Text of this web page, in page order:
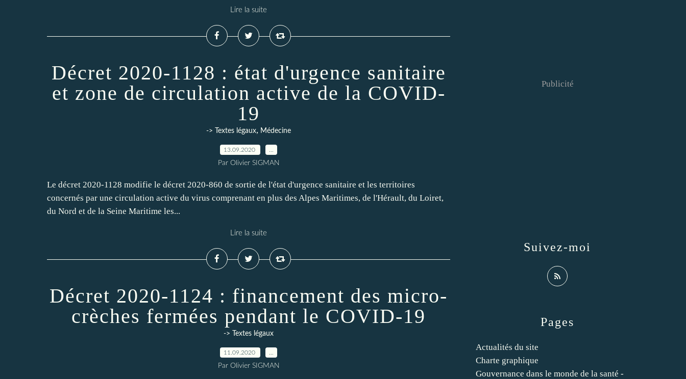
Lire la suite
Décret 2020-1128 : état d'urgence sanitaire
et zone de circulation active de la COVID-
19
-> Textes légaux, Médecine
13.09.2020
Par Olivier SIGMAN
Le décret 2020-1128 modifie le décret 2020-860 de sortie de l'état d'urgence sanitaire et les territoires
concernés par une circulation active du virus comprenant en plus des Alpes Maritimes, de l'Hérault, du Loiret,
du Nord et de la Seine Maritime les...
Lire la suite
Décret 2020-1124 : financement des micro-
crèches fermées pendant le COVID-19
-> Textes légaux
11.09.2020
Par Olivier SIGMAN
Pages
Actualités du site
Charte graphique
Gouvernance dans le monde de la santé -
Suivez-moi
Publicité